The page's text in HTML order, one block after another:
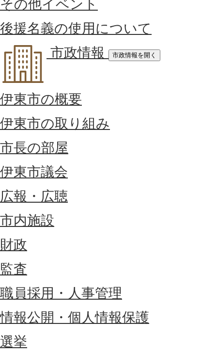
その他イベント
後援名義の使用について
市政情報
市政情報を開く
伊東市の概要
伊東市の取り組み
市長の部屋
伊東市議会
広報・広聴
市内施設
財政
監査
職員採用・人事管理
情報公開・個人情報保護
選挙